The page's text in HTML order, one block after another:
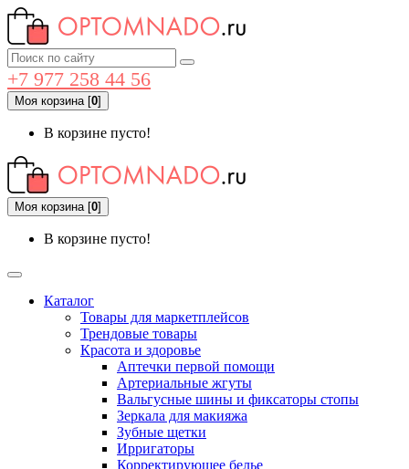
+7 977 258 44 56
Моя корзина[0]
В корзине пусто!
Моя корзина[0]
В корзине пусто!
Каталог
Товары для маркетплейсов
Трендовые товары
Красота и здоровье
Аптечки первой помощи
Артериальные жгуты
Вальгусные шины и фиксаторы стопы
Зеркала для макияжа
Зубные щетки
Ирригаторы
Корректирующее белье